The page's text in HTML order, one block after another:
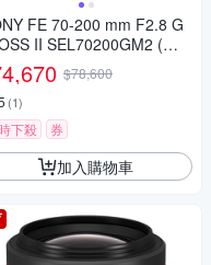
FE 70-200 mm F2.8 G
II SEL70200GM2 (公
)
$78,600
(1)
下殺 券
加入購物車